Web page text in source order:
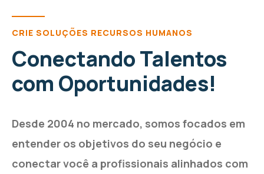
CRIE SOLUÇÕES RECURSOS HUMANOS
Conectando Talentos
com Oportunidades!
Desde 2004 no mercado, somos focados em
entender os objetivos do seu negócio e
conectar você a profissionais alinhados com